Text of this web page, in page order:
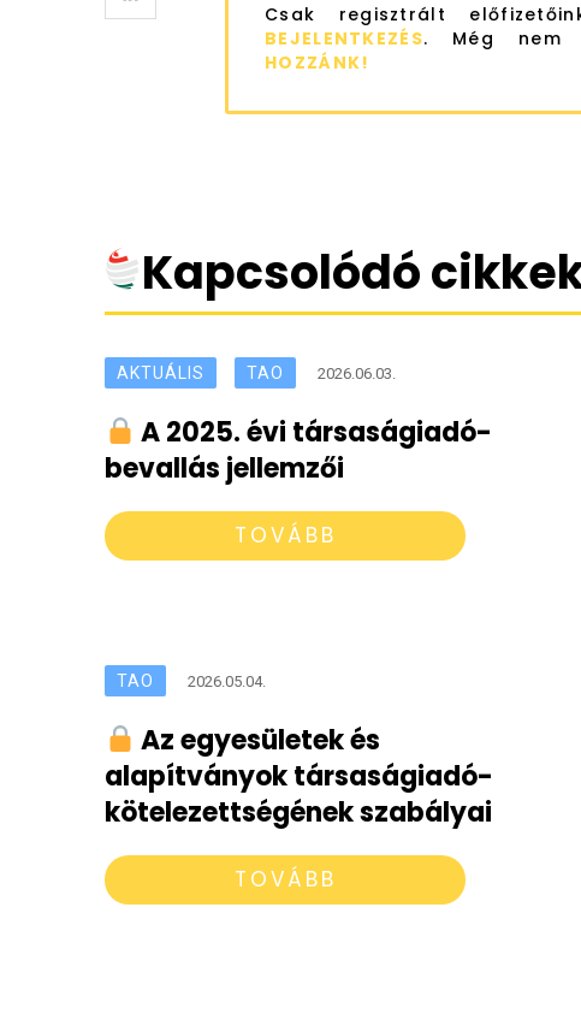
Csak regisztrált
BEJELENTKEZÉS. Még nem
HOZZÁNK!
Kapcsolódó
AKTUÁLIS TAO 2026.06.03.
A 2025. évi társaságiadó-
bevallás jellemzői
TOVÁBB
TAO 2026.05.04.
Az egyesületek és
alapítványok társaságiadó-
kötelezettségének szabályai
TOVÁBB